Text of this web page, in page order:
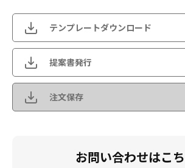
テンプレートダウンロード
提案書発行
注文保存
お問い合わせはこ